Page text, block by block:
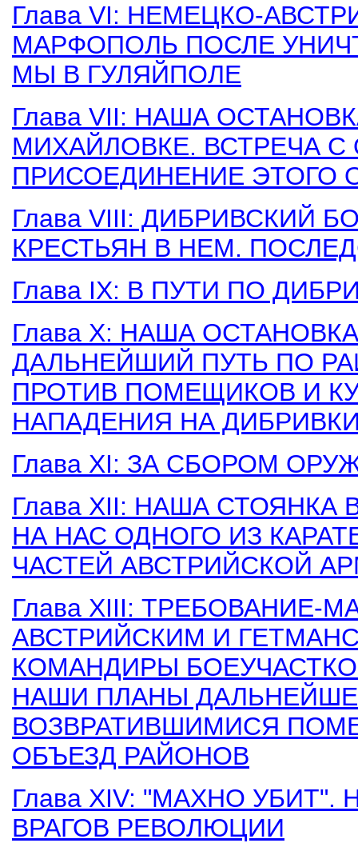
Глава VI: НЕМЕЦКО-
МАРФОПОЛЬ ПОСЛЕ
МЫ В ГУЛЯЙПОЛЕ
Глава VII: НАША
МИХАЙЛОВКЕ. ВСТРЕЧА
ПРИСОЕДИНЕНИЕ ЭТОГО
Глава VIII: ДИБРИВСКИЙ
КРЕСТЬЯН В НЕМ.
Глава IX: В ПУТИ ПО
Глава Х: НАША
ДАЛЬНЕЙШИЙ ПУТЬ ПО
ПРОТИВ ПОМЕЩИКОВ И
НАПАДЕНИЯ НА
Глава XI: ЗА СБОРОМ
Глава XII: НАША
НА НАС ОДНОГО ИЗ
ЧАСТЕЙ АВСТРИЙСКОЙ
Глава XIII: ТРЕБОВАНИЕ-
АВСТРИЙСКИМ И
КОМАНДИРЫ
НАШИ ПЛАНЫ
ВОЗВРАТИВШИМИСЯ
ОБЪЕЗД РАЙОНОВ
Глава XIV: "МАХНО
ВРАГОВ РЕВОЛЮЦИИ